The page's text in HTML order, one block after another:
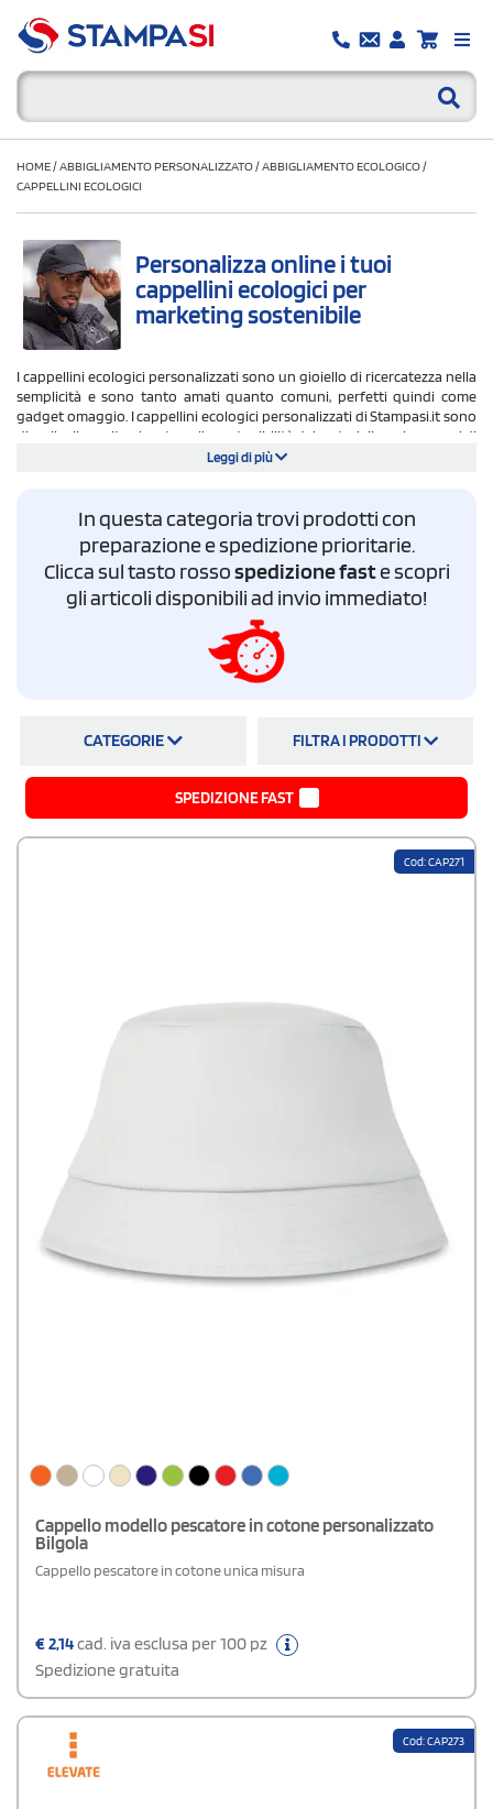
HOME/ABBIGLIAMENTO PERSONALIZZATO/ABBIGLIAMENTO ECOLOGICO/
CAPPELLINI ECOLOGICI
Personalizza online i tuoi
cappellini ecologici per
marketing sostenibile
I cappellini ecologici personalizzati sono un gioiello di ricercatezza nella
semplicità e sono tanto amati quanto comuni, perfetti quindi come
gadget omaggio. I cappellini ecologici personalizzati di Stampasi.it sono
di un livello molto elevato nella sostenibilità dei materiali e nei processi di
produzione che per alcune linee e marche sono green anche nel
di molte aziende, i cappellini ecologici personalizzati rappresentano
un'idea affascinante.
Leggi di più
In questa categoria trovi prodotti con
preparazione e spedizione prioritarie.
Clicca sul tasto rossospedizione faste scopri
gli articoli disponibili ad invio immediato!
CATEGORIE FILTRA I PRODOTTI
SPEDIZIONE FAST
Cod: CAP271
Cappello modello pescatore in cotone personalizzato
Bilgola
Cappello pescatore in cotone unica misura
€2,14cad. iva esclusa per 100 pz
Spedizione gratuita
Cod: CAP273